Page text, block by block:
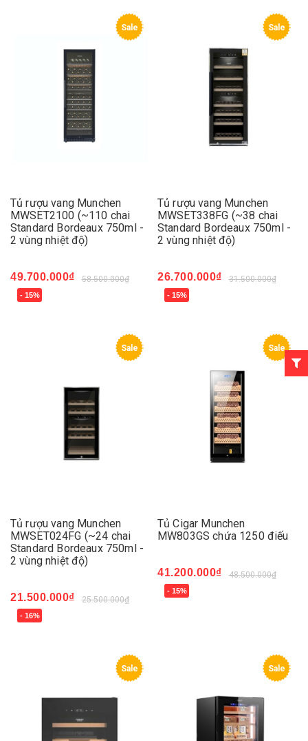
Sale
Tủ rượu vang Munchen
MWSET2100 (~110 chai
Standard Bordeaux 750ml -
2 vùng nhiệt độ)
49.700.000₫ 58.500.000₫
- 15%
Sale
Tủ rượu vang Munchen
MWSET338FG (~38 chai
Standard Bordeaux 750ml -
2 vùng nhiệt độ)
26.700.000₫ 31.500.000₫
- 15%
Sale
Tủ rượu vang Munchen
MWSET024FG (~24 chai
Standard Bordeaux 750ml -
2 vùng nhiệt độ)
21.500.000₫ 25.500.000₫
- 16%
Sale
Tủ Cigar Munchen
MW803GS chứa 1250 điếu
41.200.000₫ 48.500.000₫
- 15%
Sale Sale